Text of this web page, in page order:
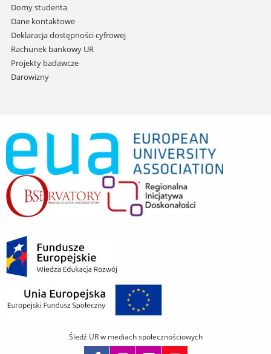
Domy studenta
Dane kontaktowe
Deklaracja dostępności cyfrowej
Rachunek bankowy UR
Projekty badawcze
Darowizny
Śledź UR w mediach społecznościowych